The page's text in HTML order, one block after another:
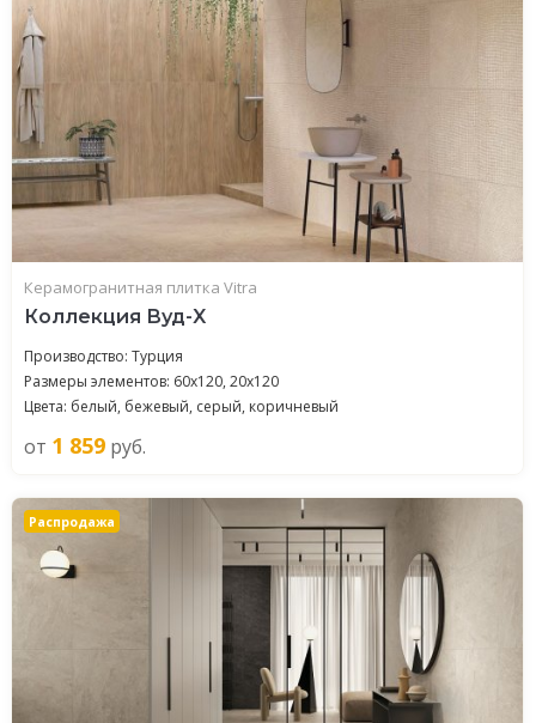
Керамогранитная плитка Vitra
Коллекция Вуд-X
Производство: Турция
Размеры элементов: 60x120, 20x120
Цвета: белый, бежевый, серый, коричневый
от 1 859 руб.
Распродажа